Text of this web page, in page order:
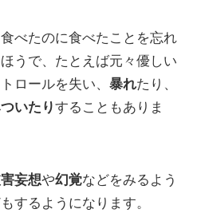
べたのに食べたことを忘れ
うで、たとえば元々優しい
ロールを失い、 暴れたり、
いたりすることもありま
妄想や幻覚などをみるよう
するようになります。